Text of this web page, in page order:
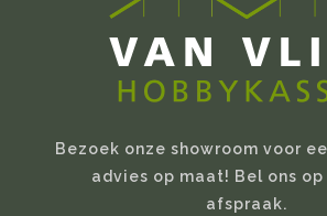
Bezoek onze showroom voor
advies op maat! Bel ons op
afspraak.